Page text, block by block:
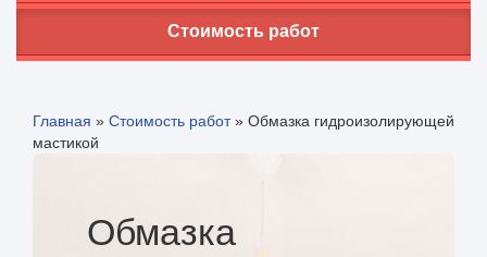
Стоимость работ
Главная » Стоимость работ» Обмазка гидроизолирующей
мастикой
Обмазка